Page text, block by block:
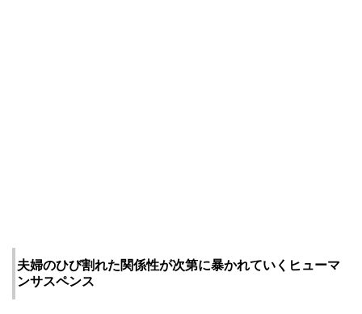
夫婦のひび割れた関係性が次第に暴かれていくヒューマ
ンサスペンス